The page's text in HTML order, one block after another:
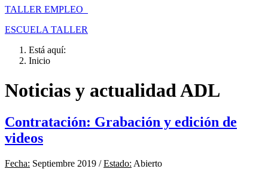
TALLER EMPLEO
ESCUELA TALLER
Está aquí:
Inicio
Noticias y actualidad ADL
Contratación: Grabación y edición de
videos
Fecha: Septiembre 2019 /Estado: Abierto